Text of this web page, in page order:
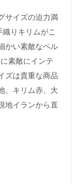
サイズの迫力満
りキリムがこ
かい素敵なペル
素敵にインテ
ズは貴重な商品
、キリム赤、大
地イランから直